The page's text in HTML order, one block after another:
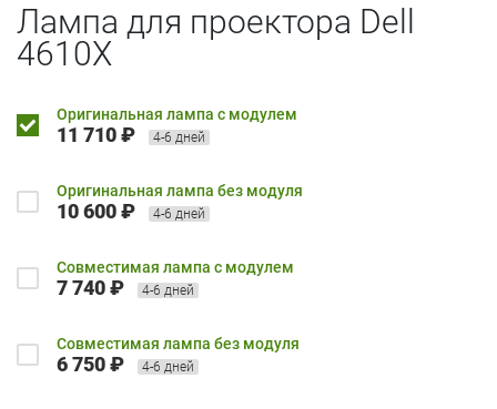
Лампа для проектора Dell
4610X
Оригинальная лампа с модулем
11 710 ₽ 4-6 дней
Оригинальная лампа без модуля
10 600 ₽ 4-6 дней
Совместимая лампа с модулем
7 740 ₽ 4-6 дней
Совместимая лампа без модуля
6 750 ₽ 4-6 дней